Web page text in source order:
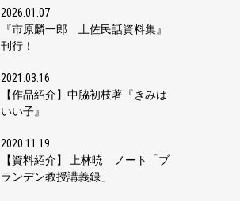
2026.01.07
『市原麟一郎 土佐民話資料集』
刊行！
2021.03.16
【作品紹介】中脇初枝著『きみは
いい子』
2020.11.19
【資料紹介】 上林暁 ノート「ブ
ランデン教授講義録」